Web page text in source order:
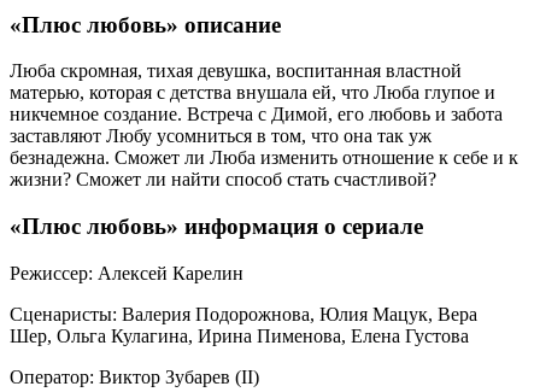
«Плюс любовь» описание
Люба скромная, тихая девушка, воспитанная властной
матерью, которая с детства внушала ей, что Люба глупое и
никчемное создание. Встреча с Димой, его любовь и забота
заставляют Любу усомниться в том, что она так уж
безнадежна. Сможет ли Люба изменить отношение к себе и к
жизни? Сможет ли найти способ стать счастливой?
«Плюс любовь» информация о сериале
Режиссер: Алексей Карелин
Сценаристы: Валерия Подорожнова, Юлия Мацук, Вера
Шер, Ольга Кулагина, Ирина Пименова, Елена Густова
Оператор: Виктор Зубарев (II)